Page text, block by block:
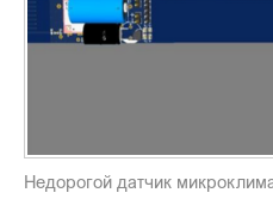
Недорогой датчик